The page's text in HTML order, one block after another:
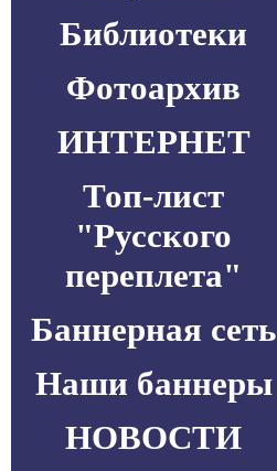
Библиотеки
Фотоархив
ИНТЕРНЕТ
Топ-лист
"Русского
переплета"
Баннерная сеть
Наши баннеры
НОВОСТИ